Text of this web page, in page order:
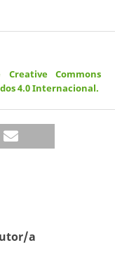
Creative Commons
4.0 Internacional.
a